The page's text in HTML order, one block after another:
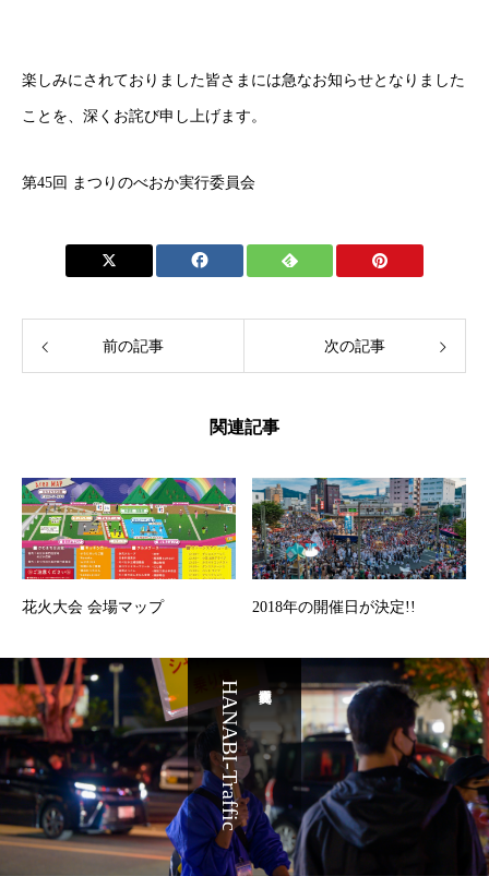
楽しみにされておりました皆さまには急なお知らせとなりました
ことを、深くお詫び申し上げます。
第45回 まつりのべおか実行委員会
前の記事 次の記事
関連記事
花火大会 会場マップ 2018年の開催日が決定!!
HANABI-Traffic